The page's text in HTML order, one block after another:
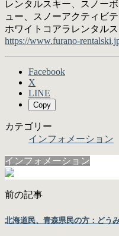
レンタルスキー、スノー
ュー、スノーアクティビ
ホワイトコアラレンタル
https://www.furano-
Facebook
X
LINE
Copy
カテゴリー
インフォメーション
インフォメーション
前の記事
北海道民、青森県民の方：どう